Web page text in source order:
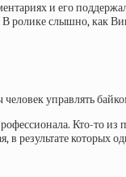
и его
слышно, как
управлять
Кто-то
результате которых